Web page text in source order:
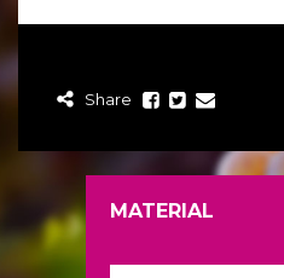
Share
MATERIAL